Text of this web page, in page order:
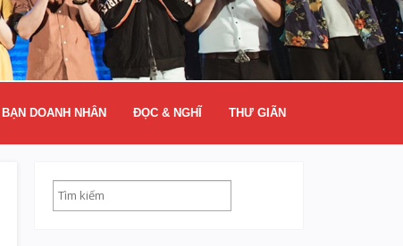
BẠN DOANH NHÂN ĐỌC & NGHĨ THƯ GIÃN